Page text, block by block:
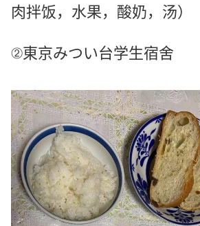
肉拌饭，水果，酸奶，汤）
②東京みつい台学生宿舍